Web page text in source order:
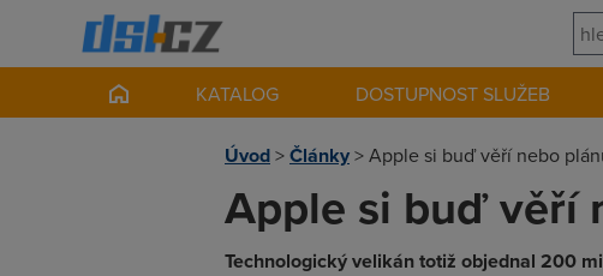
KATALOG DOSTUPNOST SLUŽEB
Úvod>Články>Apple si buď věří nebo
Apple si buď věří
Technologický velikán totiž objednal 200